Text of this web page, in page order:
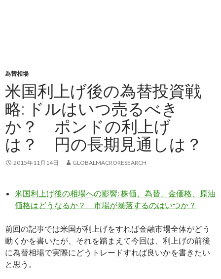
為替相場
米国利上げ後の為替投資戦
略: ドルはいつ売るべき
か？ ポンドの利上げ
は？ 円の長期見通しは？
2015年11月14日 GLOBALMACRORESEARCH
米国利上げ後の相場への影響: 株価、為替、金価格、原油
価格はどうなるか？ 市場が暴落するのはいつか？
前回の記事では米国が利上げをすれば金融市場全体がどう
動くかを書いたが、それを踏まえて今回は、利上げの前後
に為替相場で実際にどうトレードすれば良いかを書きたい
と思う。